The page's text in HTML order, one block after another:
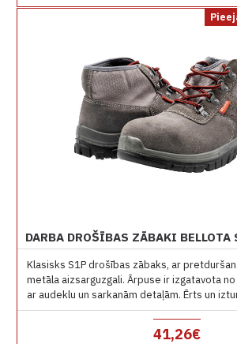
Klasisks S1P drošības zābaks, ar
metāla aizsarguzgali. Ārpuse ir izgatavota
ar audeklu un sarkanām detaļām. Ērts un
41,26€